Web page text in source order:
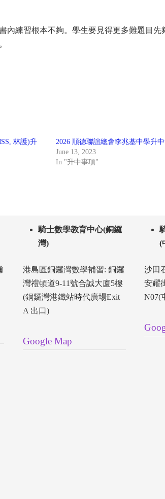
內練習根本不夠。學生要見得更多難題目
林護)升
2026 順德聯誼總會李兆基中學升
June 13, 2023
In "升中事項"
騎士數學教育中心(銅鑼
灣)
港島區銅鑼灣數學補習: 銅鑼
灣禮頓道9-11號合誠大廈5樓
(銅鑼灣港鐵站時代廣場Exit
A 出口)
Google Map
(
沙田
安耀
N07(